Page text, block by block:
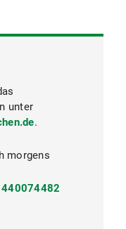
unter
.
morgens